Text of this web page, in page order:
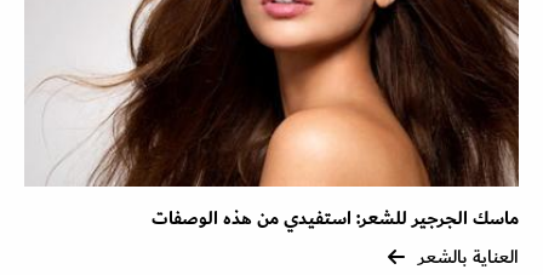
ماسك الجرجير للشعر: استفيدي من هذه الوصفات
العناية بالشعر